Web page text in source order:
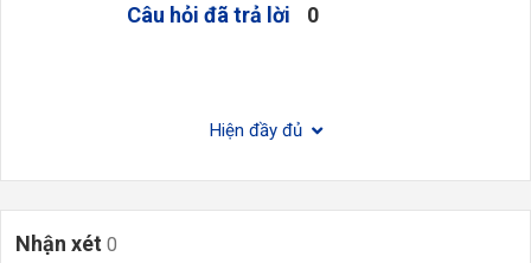
Câu hỏi đã trả lời 0
Hiện đầy đủ
Nhận xét 0